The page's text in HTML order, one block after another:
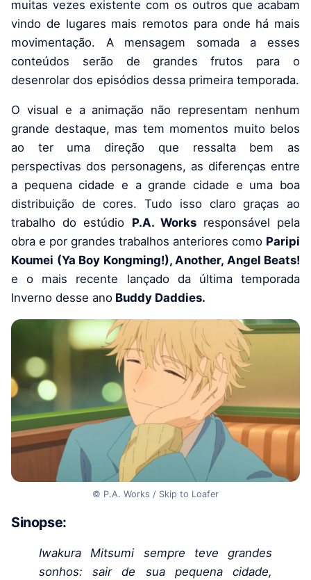
muitas vezes existente com os outros que acabam
vindo de lugares mais remotos para onde há mais
movimentação. A mensagem somada a esses
conteúdos serão de grandes frutos para o
desenrolar dos episódios dessa primeira temporada.
O visual e a animação não representam nenhum
grande destaque, mas tem momentos muito belos
ao ter uma direção que ressalta bem as
perspectivas dos personagens, as diferenças entre
a pequena cidade e a grande cidade e uma boa
distribuição de cores. Tudo isso claro graças ao
trabalho do estúdio P.A. Worksresponsável pela
obra e por grandes trabalhos anteriores como Paripi
Koumei (Ya Boy Kongming!), Another, Angel Beats!
e o mais recente lançado da última temporada
Inverno desse ano Buddy Daddies.
© P.A. Works / Skip to Loafer
Sinopse:
Iwakura Mitsumi sempre teve grandes
sonhos: sair de sua pequena cidade,